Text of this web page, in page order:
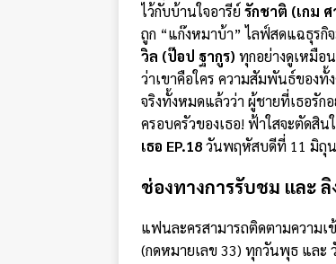
ไว้กับบ้านใจอารีย์ รักชาติ (เกม
ถูก “แก๊งหมาบ้า” ไลฟ์สดแฉธุรกิ
วิล (ป๊อป ฐากูร) ทุกอย่างดูเหมือ
ว่าเขาคือใคร ความสัมพันธ์ของทั้
จริงทั้งหมดแล้วว่า ผู้ชายที่เธอรัก
ครอบครัวของเธอ! ฟ้าใสจะตัดสิ
เธอ EP.18วันพฤหัสบดีที่ 11 มิถุน
ช่องทางการรับชม และ
แฟนละครสามารถติดตามความ
(กดหมายเลข 33) ทุกวันพุธ และ